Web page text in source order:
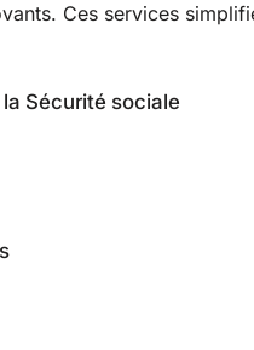
Ces services
Sécurité sociale